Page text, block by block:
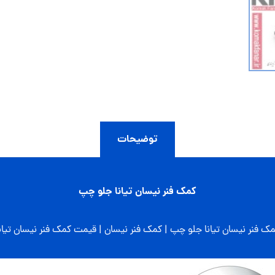
توضیحات
کمک فنر نیسان تیانا جلو چپ
فنر نیسان تیانا جلو چپ | کمک فنر نیسان | قیمت کمک فنر نیسان